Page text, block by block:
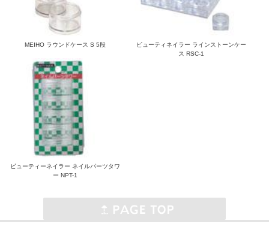
MEIHO ラウンドケース S 5段
ビューティネイラー ラインストーンケー
ス RSC-1
ビューティーネイラー ネイルパーツタワ
ー NPT-1